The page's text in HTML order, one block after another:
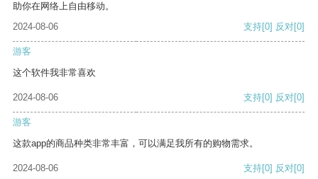
助你在网络上自由移动。
2024-08-06
支持[0] 反对[0]
游客
这个软件我非常喜欢
2024-08-06 支持[0] 反对[0]
游客
这款app的商品种类非常丰富，可以满足我所有的购物需求。
2024-08-06 支持[0] 反对[0]